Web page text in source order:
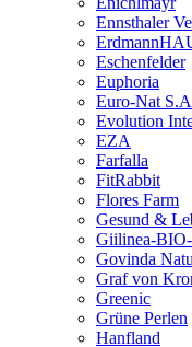
Ennsthaler
Eschenfelder
Euphoria
Euro-Nat S.A
Evolution
EZA
Farfalla
FitRabbit
Flores Farm
Gesund &
Giilinea-
Govinda
Graf von
Greenic
Grüne Perlen
Hanfland